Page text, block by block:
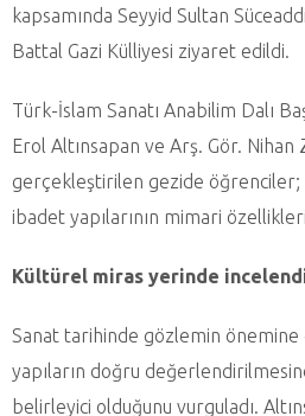
kapsamında Seyyid Sultan
Battal Gazi Külliyesi ziyaret edildi.
Türk-İslam Sanatı Anabilim Dalı
Erol Altınsapan ve Arş. Gör.
gerçekleştirilen gezide
ibadet yapılarının mimari
Kültürel miras yerinde
Sanat tarihinde gözlemin önemine
yapıların doğru
belirleyici olduğunu vurguladı.